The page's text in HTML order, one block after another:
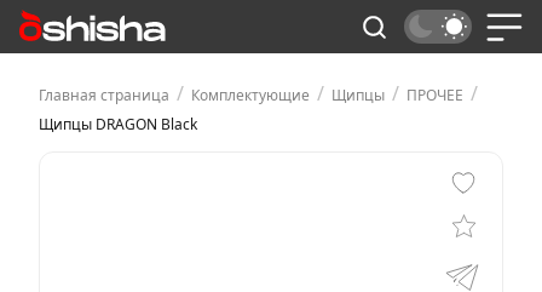
Главная страница / Комплектующие / Щипцы / ПРОЧЕЕ /
Щипцы DRAGON Black